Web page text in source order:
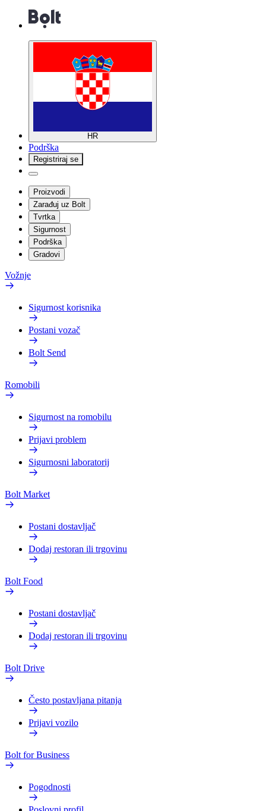
HR
Podrška
Registriraj se
Proizvodi
Zarađuj uz Bolt
Tvrtka
Sigurnost
Podrška
Gradovi
Vožnje
Sigurnost korisnika
Postani vozač
Bolt Send
Romobili
Sigurnost na romobilu
Prijavi problem
Sigurnosni laboratorij
Bolt Market
Postani dostavljač
Dodaj restoran ili trgovinu
Bolt Food
Postani dostavljač
Dodaj restoran ili trgovinu
Bolt Drive
Često postavljana pitanja
Prijavi vozilo
Bolt for Business
Pogodnosti